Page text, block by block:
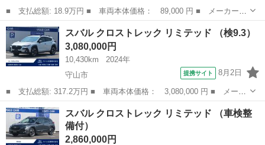
■ 支払総額: 18.9万円 ■ 車両本体価格： 89,000 円 ■ メーカー
名： スバル ■ 車種名： サンバーバン ■ グレード名： ＶＢ
ユーザー買取車 ＭＴ車 エアバッグ マニュアルエアコン ＥＴ
Ｃ ベンチシート...
大阪 堺市 サンバー
スバル クロストレック リミテッド （検9.3）
3,080,000円
10,430km
2024年
守山市
提携サイト 8月2日
■ 支払総額: 317.2万円 ■ 車両本体価格： 3,080,000 円 ■ メーカ
ー名： スバル ■ 車種名： クロストレック ■ グレード名： リ
ミテッド ■ 排気量： 2000cc ■ ドア枚数： 5D ■ ミッシ...
滋賀 守山市 スバル
スバル クロストレック リミテッド （車検整
備付）
2,860,000円